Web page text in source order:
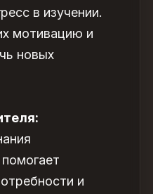
в изучении.
мотивацию и
новых
помогает
и